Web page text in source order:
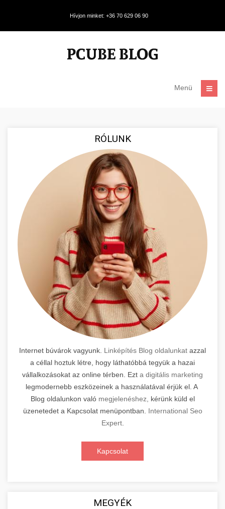
Hívjon minket: +36 70 629 06 90
Menü
RÓLUNK
Internet búvárok vagyunk. Linképítés Blog oldalunkat azzal
a céllal hoztuk létre, hogy láthatóbbá tegyük a hazai
vállalkozásokat az online térben. Ezt a digitális marketing
legmodernebb eszközeinek a használatával érjük el. A
Blog oldalunkon való megjelenéshez,
kérünk küld el
üzenetedet a Kapcsolat menüpontban. International Seo
Expert.
Kapcsolat
MEGYÉK